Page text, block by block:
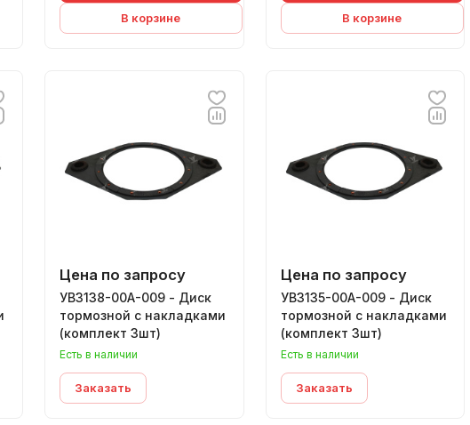
В корзине В корзине
Цена по запросу
УВ3138-00А-009 - Диск
тормозной с накладками
(комплект 3шт)
Есть в наличии
Заказать
Цена по запросу
УВ3135-00А-009 - Диск
тормозной с накладками
(комплект 3шт)
Есть в наличии
Заказать